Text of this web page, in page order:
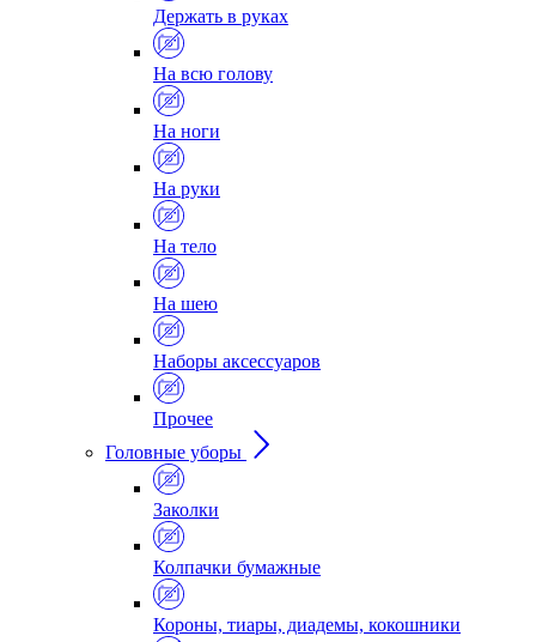
Держать в руках
На всю голову
На ноги
На руки
На тело
На шею
Наборы аксессуаров
Прочее
Головные уборы
Заколки
Колпачки бумажные
Короны, тиары, диадемы, кокошники